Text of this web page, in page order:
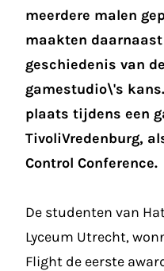
meerdere malen
maakten
geschiedenis van
gamestudio\'s
plaats tijdens een
TivoliVredenburg,
Control Conference.
De studenten van
Lyceum Utrecht,
Flight de eerste